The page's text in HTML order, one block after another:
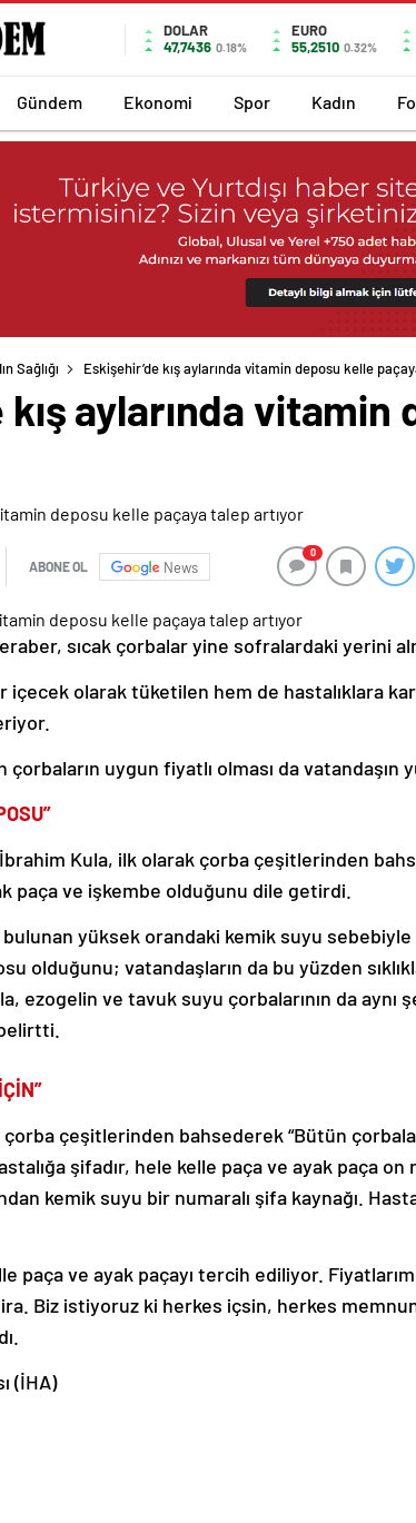
DOLAR
47,7436 0.18%
EURO
55,2510 0.32%
Gündem Ekonomi Spor Kadın
Sağlığı Eskişehir’de kış aylarında vitamin deposu kelle
kış aylarında
ABONE OL News
0
sıcak çorbalar yine sofralardaki yerini
olarak tüketilen hem de hastalıklara
çorbaların uygun fiyatlı olması da vatandaşın
Kula, ilk olarak çorba çeşitlerinden
paça ve işkembe olduğunu dile getirdi.
bulunan yüksek orandaki kemik suyu
olduğunu; vatandaşların da bu yüzden
ezogelin ve tavuk suyu çorbalarının da aynı
çeşitlerinden bahsederek “Bütün
şifadır, hele kelle paça ve ayak paça on
kemik suyu bir numaralı şifa kaynağı.
paça ve ayak paçayı tercih ediliyor.
Biz istiyoruz ki herkes içsin, herkes
(İHA)